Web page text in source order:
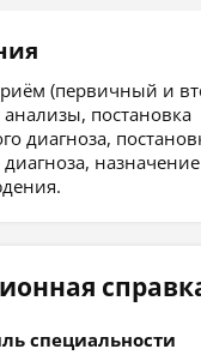
(первичный и
постановка
диагноза,
специальности